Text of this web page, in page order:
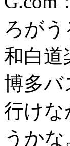
ろが
和白道
博多バ
行けな
うかな